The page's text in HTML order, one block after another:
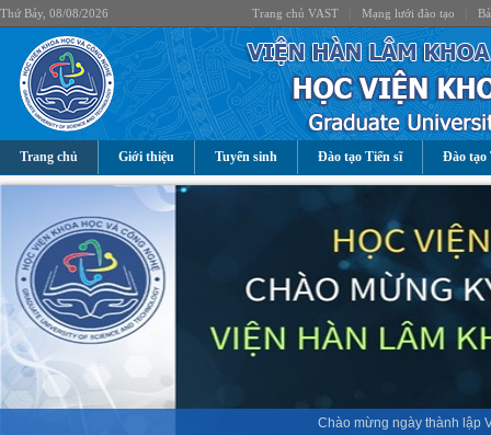
Thứ Bảy, 08/08/2026 Trang chủ VAST Mạng lưới đào tạo
Trang chủ Giới thiệu Tuyển sinh Đào tạo Tiến sĩ Đào tạo
Chào mừng ngày thành lập